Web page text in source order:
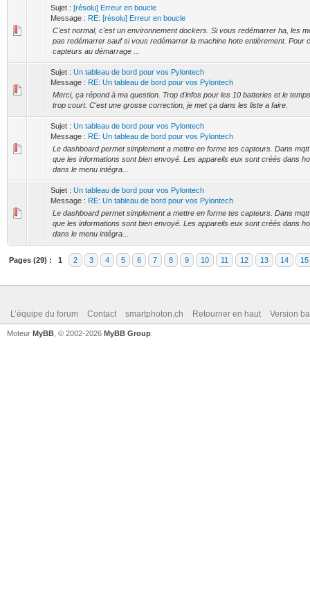
Sujet : [résolu] Erreur en boucle
Message : RE: [résolu] Erreur en boucle
C'est normal, c'est un environnement dockers. Si vous redémarrer ha, les
pas redémarrer sauf si vous redémarrer la machine hote entièrement. Pour
capteurs au démarrage ...
Sujet : Un tableau de bord pour vos Pylontech
Message : RE: Un tableau de bord pour vos Pylontech
Merci, ça répond à ma question. Trop d'infos pour les 10 batteries et le
trop court. C'est une grosse correction, je met ça dans les liste a faire.
Sujet : Un tableau de bord pour vos Pylontech
Message : RE: Un tableau de bord pour vos Pylontech
Le dashboard permet simplement a mettre en forme tes capteurs. Dans
que les informations sont bien envoyé. Les appareils eux sont créés dans
dans le menu intégra...
Sujet : Un tableau de bord pour vos Pylontech
Message : RE: Un tableau de bord pour vos Pylontech
Le dashboard permet simplement a mettre en forme tes capteurs. Dans
que les informations sont bien envoyé. Les appareils eux sont créés dans
dans le menu intégra...
Pages (29) : 1 2 3 4 5 6 7 8 9 10 11 12 13 14 15
L’équipe du forum Contact smartphoton.ch Retourner en haut Version
Moteur MyBB , © 2002-2026 MyBB Group